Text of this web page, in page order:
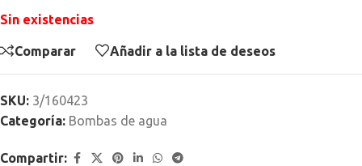
Sin existencias
Comparar Añadir a la lista de deseos
SKU: 3/160423
Categoría: Bombas de agua
Compartir: